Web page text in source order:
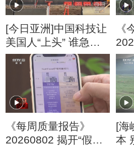
[今日亚洲]中国科技让
美国人“上头” 谁急
了？
《
停“
朗
机
《每周质量报告》
20260802 揭开“假洋
[海
本